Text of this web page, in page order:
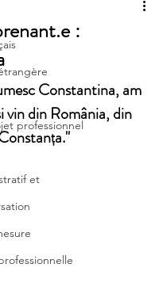
professionnel
et
:
Constantina, am
vin din România, din